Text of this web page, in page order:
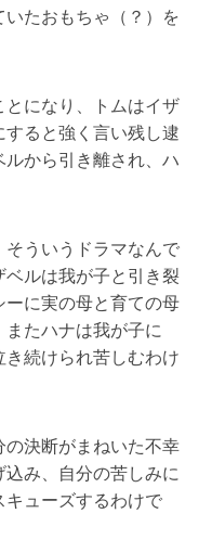
たおもちゃ（？）を
になり、トムはイザ
ると強く言い残し逮
から引き離され、ハ
ういうドラマなんで
ルは我が子と引き裂
に実の母と育ての母
たハナは我が子に
き続けられ苦しむわけ
決断がまねいた不幸
み、自分の苦しみに
キューズするわけで